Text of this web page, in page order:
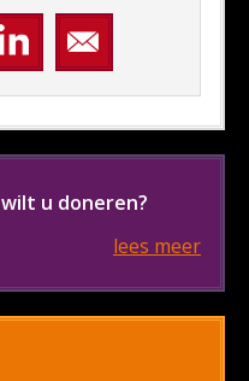
u doneren?
lees meer